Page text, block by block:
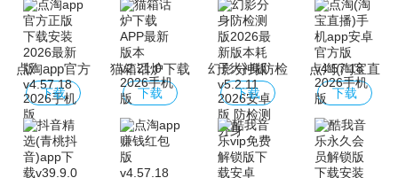
点淘app官方
正版下载安装
2026最新版
下载
猫箱话炉下载
APP最新版本
下载
幻影分身防检
测版2026最新
版本耗子大神
版
下载
点淘(淘宝直
播)手机app安
卓官方版
下载